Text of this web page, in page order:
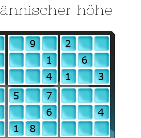
höhe